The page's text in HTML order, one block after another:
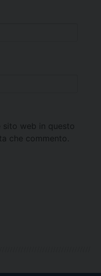
sito web in questo
che commento.